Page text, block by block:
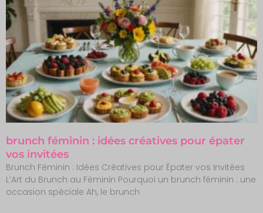
brunch féminin : idées créatives pour épater
vos invitées
Brunch Féminin : Idées Créatives pour Épater vos Invitées
L’Art du Brunch au Féminin Pourquoi un brunch féminin : une
occasion spéciale Ah, le brunch